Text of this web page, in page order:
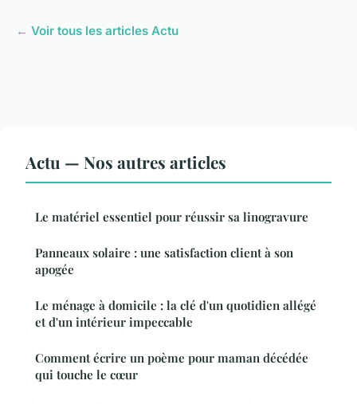
← Voir tous les articles Actu
Actu — Nos autres articles
Le matériel essentiel pour réussir sa linogravure
Panneaux solaire : une satisfaction client à son
apogée
Le ménage à domicile : la clé d'un quotidien allégé
et d'un intérieur impeccable
Comment écrire un poème pour maman décédée
qui touche le cœur